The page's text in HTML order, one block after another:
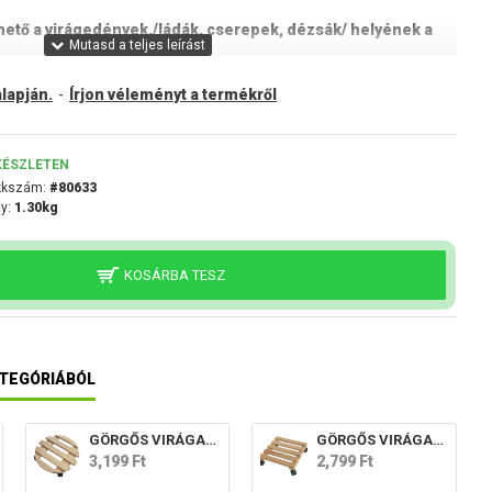
a virágedények,/ládák, cserepek, dézsák/ helyének a
keret. Négy fotelgörgő biztosítja a stabilitást és a jó
- Írjon véleményt a termékről
#80633
1.30kg
KOSÁRBA TESZ
GÖRGŐS VIRÁGALÁTÉT 35 cm O, fából.
3,199 Ft
GÖRGŐS VIRÁGALÁTÉT 35 x 35 cm, fából.
2,799 Ft